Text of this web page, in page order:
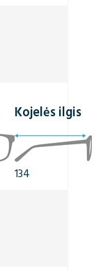
Kojelės ilgis
134